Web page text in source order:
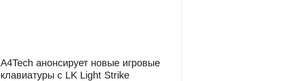
A4Tech анонсирует новые игровые
клавиатуры с LK Light Strike